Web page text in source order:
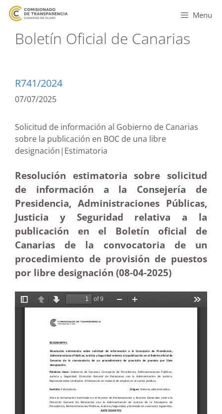
Menu
Boletín Oficial de Canarias
R741/2024
07/07/2025
Solicitud de información al Gobierno de Canarias
sobre la publicación en BOC de una libre
designación|Estimatoria
Resolución estimatoria sobre solicitud
de información a la Consejería de
Presidencia, Administraciones Públicas,
Justicia y Seguridad relativa a la
publicación en el Boletín oficial de
Canarias de la convocatoria de un
procedimiento de provisión de puestos
por libre designación (08-04-2025)